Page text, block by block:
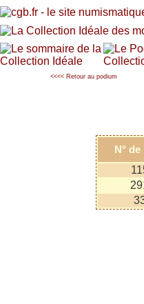
<<<< Retour au podium
N°